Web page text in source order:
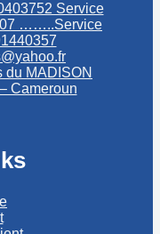
Service
……..Service
du MADISON
Cameroun